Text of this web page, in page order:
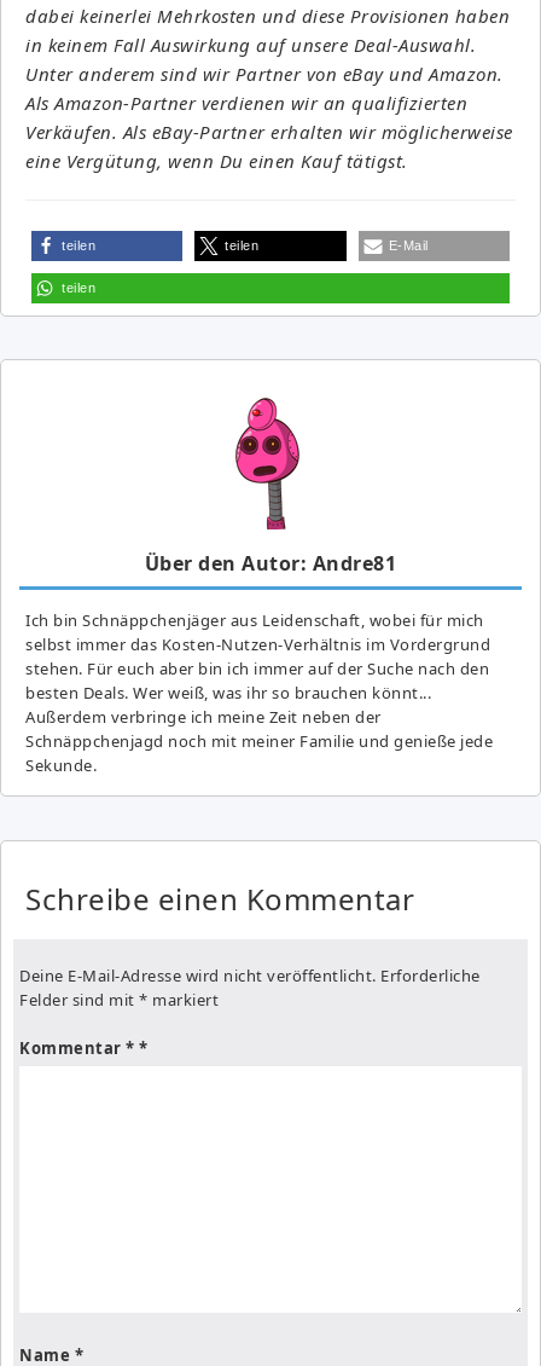
dabei keinerlei Mehrkosten und diese Provisionen haben
in keinem Fall Auswirkung auf unsere Deal-Auswahl.
Unter anderem sind wir Partner von eBay und Amazon.
Als Amazon-Partner verdienen wir an qualifizierten
Verkäufen. Als eBay-Partner erhalten wir möglicherweise
eine Vergütung, wenn Du einen Kauf tätigst.
teilen teilen E-Mail
teilen
Über den Autor: Andre81
Ich bin Schnäppchenjäger aus Leidenschaft, wobei für mich
selbst immer das Kosten-Nutzen-Verhältnis im Vordergrund
stehen. Für euch aber bin ich immer auf der Suche nach den
besten Deals. Wer weiß, was ihr so brauchen könnt...
Außerdem verbringe ich meine Zeit neben der
Schnäppchenjagd noch mit meiner Familie und genieße jede
Sekunde.
Schreibe einen Kommentar
Deine E-Mail-Adresse wird nicht veröffentlicht. Erforderliche
Felder sind mit * markiert
Kommentar *
Name *